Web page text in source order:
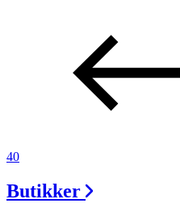
40
Butikker